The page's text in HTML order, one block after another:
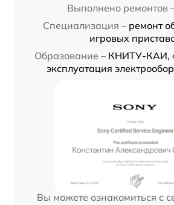
Выполнено ремонтов
Специализация – ремонт
игровых
Образование – КНИТУ-КАИ,
эксплуатация
Вы можете ознакомиться с